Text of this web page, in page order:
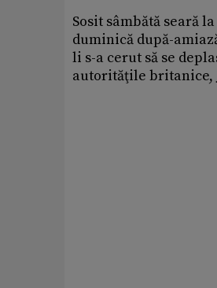
Sosit sâmbătă seară
duminică după-
li s-a cerut să se
autorităţile britanice,